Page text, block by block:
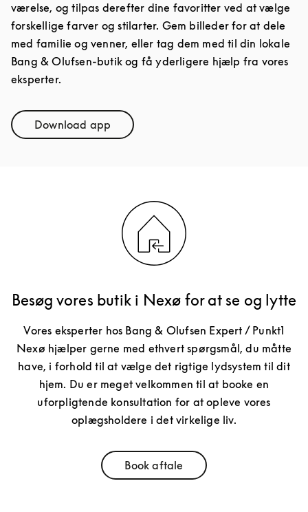
værelse, og tilpas derefter dine favoritter ved at vælge
forskellige farver og stilarter. Gem billeder for at dele
med familie og venner, eller tag dem med til din lokale
Bang & Olufsen-butik og få yderligere hjælp fra vores
eksperter.
Download appLink Opens in New Tab
Besøg vores butik i Nexø for at se og lytte
Vores eksperter hos Bang & Olufsen Expert / Punkt1
Nexø hjælper gerne med ethvert spørgsmål, du måtte
have, i forhold til at vælge det rigtige lydsystem til dit
hjem. Du er meget velkommen til at booke en
uforpligtende konsultation for at opleve vores
oplægsholdere i det virkelige liv.
Book aftaleLink Opens in New Tab